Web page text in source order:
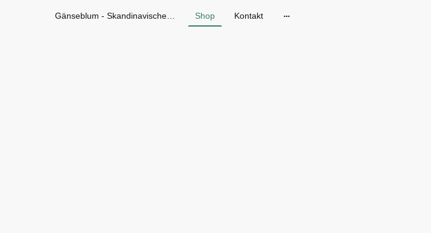
Gänseblum - Skandinavische Mode in Dresden Shop Kontakt